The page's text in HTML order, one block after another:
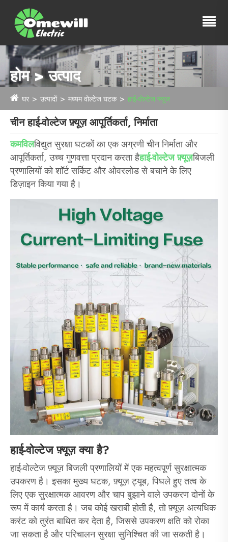
होम > उत्पाद
घर उत्पादों मध्यम वोल्टेज घटक हाई-वोल्टेज फ्यूज
चीन हाई-वोल्टेज फ़्यूज़ आपूर्तिकर्ता, निर्माता
कमविलविद्युत सुरक्षा घटकों का एक अग्रणी चीन निर्माता और
आपूर्तिकर्ता, उच्च गुणवत्ता प्रदान करता हैहाई-वोल्टेज फ़्यूज़बिजली
प्रणालियों को शॉर्ट सर्किट और ओवरलोड से बचाने के लिए
डिज़ाइन किया गया है।
हाई-वोल्टेज फ़्यूज़ क्या है?
हाई-वोल्टेज फ़्यूज़ बिजली प्रणालियों में एक महत्वपूर्ण सुरक्षात्मक
उपकरण है। इसका मुख्य घटक, फ़्यूज़ ट्यूब, पिघले हुए तत्व के
लिए एक सुरक्षात्मक आवरण और चाप बुझाने वाले उपकरण दोनों के
रूप में कार्य करता है। जब कोई खराबी होती है, तो फ़्यूज़ अत्यधिक
करंट को तुरंत बाधित कर देता है, जिससे उपकरण क्षति को रोका
जा सकता है और परिचालन सुरक्षा सुनिश्चित की जा सकती है।